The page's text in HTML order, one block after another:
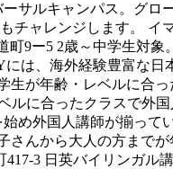
サルキャンパス。グ
チャレンジします。 イ
町9ー5 2歳～中学生対象
は、海外経験豊富な
生が年齢・レベルに合っ
ルに合ったクラスで外
め外国人講師が揃っ
さんから大人の方までが
日英バイリンガル